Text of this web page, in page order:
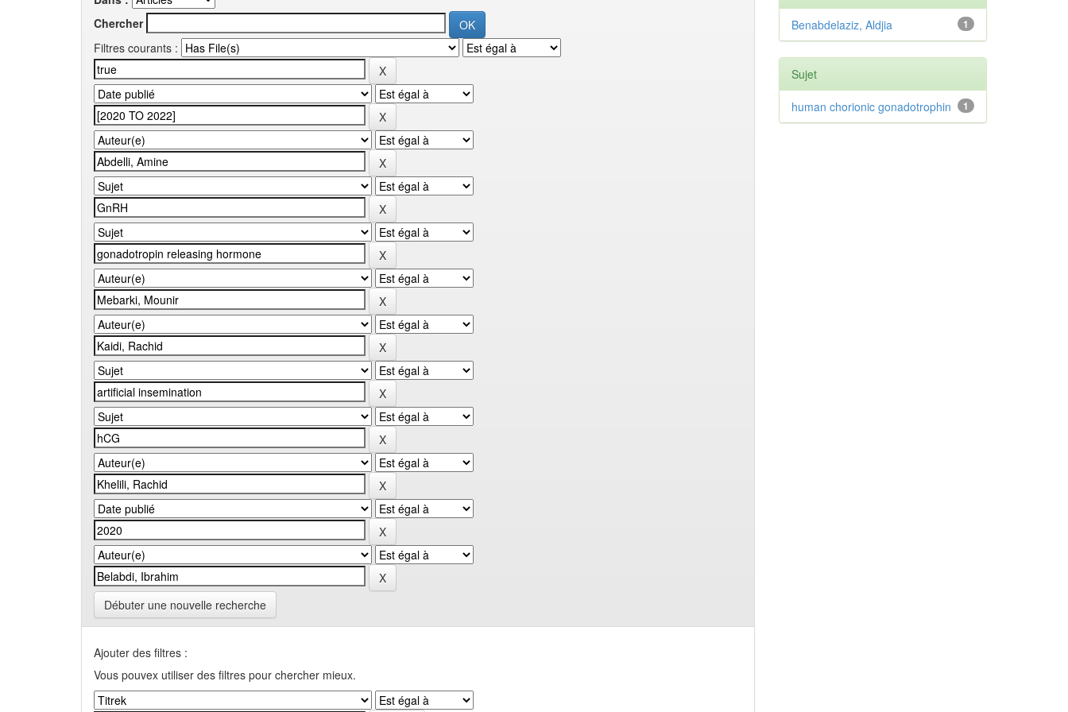
Chercher
Filtres courants :
Débuter une nouvelle recherche
Ajouter des filtres :
Vous pouvex utiliser des filtres pour chercher mieux.
1
Benabdelaziz, Aldjia
Sujet
1
human chorionic gonadotrophin